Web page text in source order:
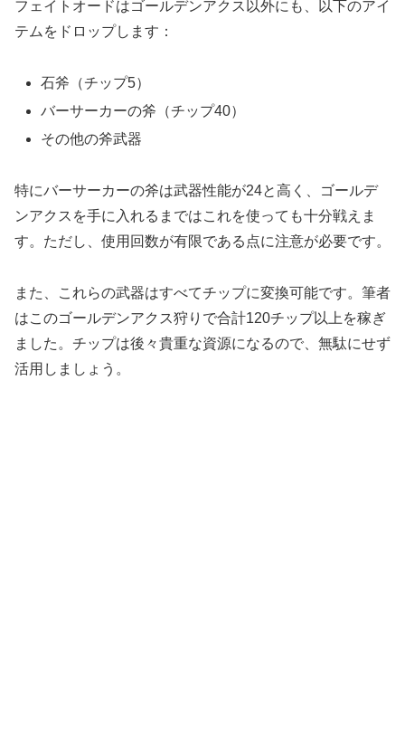
フェイトオードはゴールデンアクス以外にも、以下のアイ
テムをドロップします：
石斧（チップ5）
バーサーカーの斧（チップ40）
その他の斧武器
特にバーサーカーの斧は武器性能が24と高く、ゴールデ
ンアクスを手に入れるまではこれを使っても十分戦えま
す。ただし、使用回数が有限である点に注意が必要です。
また、これらの武器はすべてチップに変換可能です。筆者
はこのゴールデンアクス狩りで合計120チップ以上を稼ぎ
ました。チップは後々貴重な資源になるので、無駄にせず
活用しましょう。